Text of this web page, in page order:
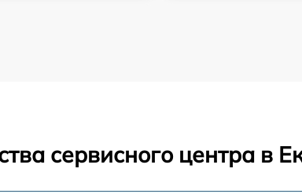
сервисного центра в